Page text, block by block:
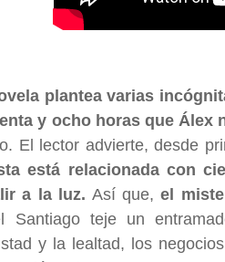
plantea varias
y ocho horas que Álex
El lector advierte, desde
está relacionada con
a la luz. Así que,el
Santiago teje un
y la lealtad, los